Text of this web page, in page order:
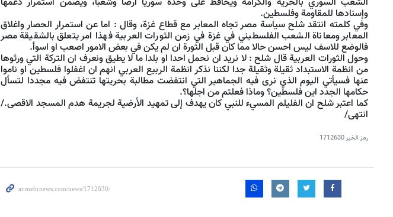
وإسنادها للمقاومة وفلسطين.
وفي كلمته انتقد شلح سياسة مصر تجاه المعابر مع قطاع غزة، وقال : اما عن استمرار الحصار واغلاق
المعابر ومعاناة الشعب الفلسطيني في غزة في زمن الثورات العربية فهذا امر يتعلق بالشقيقة مصر
فالوضع للاسف ليس احسن حالا مما كان قبل الثورة ان لم يكن في بعض الامور اصعب او اسوأ.
وحول الثورات العربية قال شلح : لا نريد ان نحمل احدا او بلدا ما لا يطيق ونعرف ان التركة التي ورثوها
من انظمة الاستبداد ثقيلة وثقيلة جدا لكننا نذكر انظمة الربيع العربي انهم ان اغفلوا فلسطين او ناموا
عنها فسيأتي اليوم الذي نرى فيه الجماهير التي انتفضت مطالبة بحريتها تنتفض فيه مجددا لتسأل
حكامها الجدد اين فلسطين؟ وماذا فعلتم من اجلها؟.
كما اعتبر شلح ان الفليلم المسيء للنبي كان يهدف إلى تمهيد الأرضية لجريمة هدم المسجد الاقصى./
انتهى/
رمز الخبر1712630